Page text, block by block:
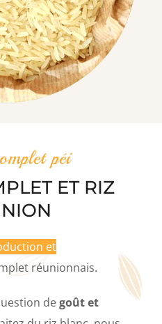
péi
ET RIZ
et
réunionnais.
degoût et